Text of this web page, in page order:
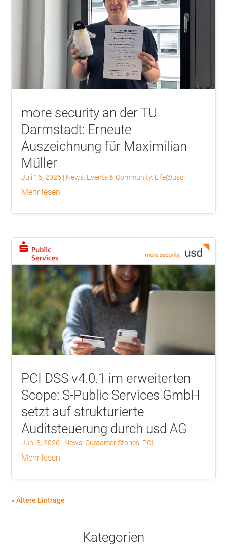
more security an der TU
Darmstadt: Erneute
Auszeichnung für Maximilian
Müller
Juli 16, 2026 | News, Events & Community, Life@usd
mehr lesen
PCI DSS v4.0.1 im erweiterten
Scope: S-Public Services GmbH
setzt auf strukturierte
Auditsteuerung durch usd AG
Juni 3, 2026 | News, Customer Stories, PCI
mehr lesen
« Ältere Einträge
Kategorien